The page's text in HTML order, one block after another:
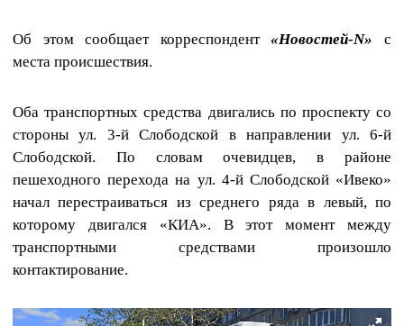
Об этом сообщает корреспондент«Новостей-N» с
места происшествия.
Оба транспортных средства двигались по проспекту со
стороны ул. 3-й Слободской в направлении ул. 6-й
Слободской. По словам очевидцев, в районе
пешеходного перехода на ул. 4-й Слободской «Ивеко»
начал перестраиваться из среднего ряда в левый, по
которому двигался «КИА». В этот момент между
транспортными средствами произошло
контактирование.